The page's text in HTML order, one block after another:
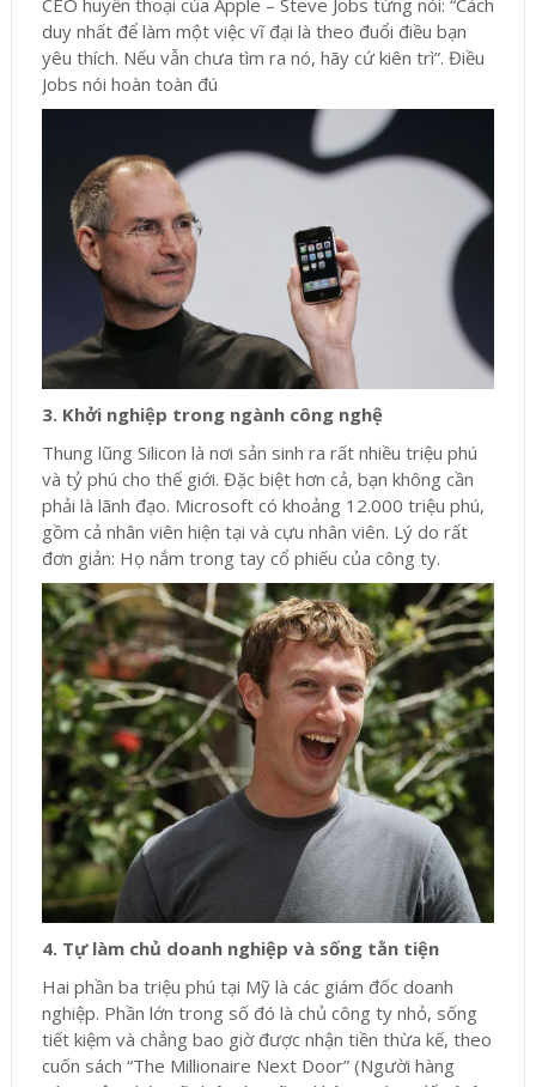
CEO huyền thoại của Apple – Steve Jobs từng nói: “Cách
duy nhất để làm một việc vĩ đại là theo đuổi điều bạn
yêu thích. Nếu vẫn chưa tìm ra nó, hãy cứ kiên trì”. Điều
Jobs nói hoàn toàn đú
3. Khởi nghiệp trong ngành công nghệ
Thung lũng Silicon là nơi sản sinh ra rất nhiều triệu phú
và tỷ phú cho thế giới. Đặc biệt hơn cả, bạn không cần
phải là lãnh đạo. Microsoft có khoảng 12.000 triệu phú,
gồm cả nhân viên hiện tại và cựu nhân viên. Lý do rất
đơn giản: Họ nắm trong tay cổ phiếu của công ty.
4. Tự làm chủ doanh nghiệp và sống tằn tiện
Hai phần ba triệu phú tại Mỹ là các giám đốc doanh
nghiệp. Phần lớn trong số đó là chủ công ty nhỏ, sống
tiết kiệm và chẳng bao giờ được nhận tiền thừa kế, theo
cuốn sách “The Millionaire Next Door” (Người hàng